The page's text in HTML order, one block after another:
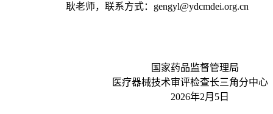
耿老师，联系方式： gengyl@ydcmdei.org.cn
国家药品监督管理局
医疗器械技术审评检查长三角分中心
2026年2月5日